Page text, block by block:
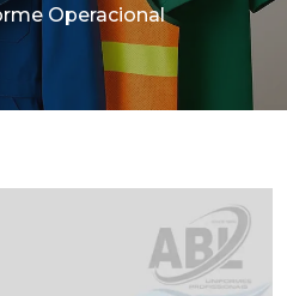
Operacional